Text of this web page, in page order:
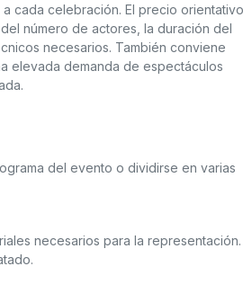
cada celebración. El precio orientativo
número de actores, la duración del
necesarios. También conviene
elevada demanda de espectáculos
del evento o dividirse en varias
necesarios para la representación.